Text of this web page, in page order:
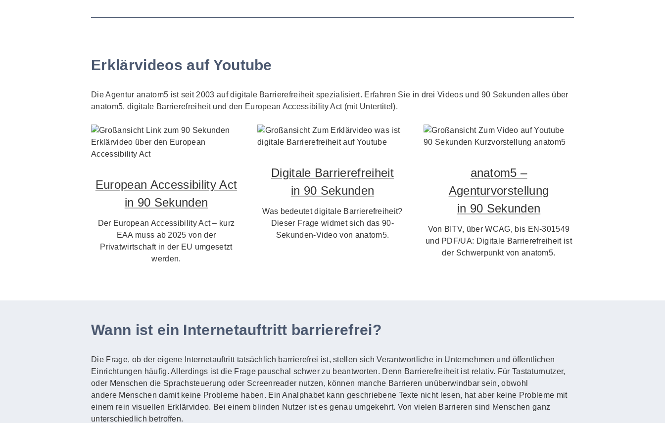
Erklärvideos auf Youtube
Die Agentur anatom5 ist seit 2003 auf digitale Barrierefreiheit spezialisiert. Erfahren Sie in drei Videos und 90 Sekunden alles über
anatom5, digitale Barrierefreiheit und den European Accessibility Act (mit Untertitel).
European Accessibility Act
in 90 Sekunden
Der European Accessibility Act – kurz
EAA muss ab 2025 von der
Privatwirtschaft in der EU umgesetzt
werden.
Digitale Barrierefreiheit
in 90 Sekunden
Was bedeutet digitale Barrierefreiheit?
Dieser Frage widmet sich das 90-
Sekunden-Video von anatom5.
anatom5 –
Agenturvorstellung
in 90 Sekunden
Von BITV, über WCAG, bis EN-301549
und PDF/UA: Digitale Barrierefreiheit ist
der Schwerpunkt von anatom5.
Wann ist ein Internetauftritt barrierefrei?
Die Frage, ob der eigene Internetauftritt tatsächlich barrierefrei ist, stellen sich Verantwortliche in Unternehmen und öffentlichen
Einrichtungen häufig. Allerdings ist die Frage pauschal schwer zu beantworten. Denn Barrierefreiheit ist relativ. Für Tastaturnutzer,
oder Menschen die Sprachsteuerung oder Screenreader nutzen, können manche Barrieren unüberwindbar sein, obwohl
andere Menschen damit keine Probleme haben. Ein Analphabet kann geschriebene Texte nicht lesen, hat aber keine Probleme mit
einem rein visuellen Erklärvideo. Bei einem blinden Nutzer ist es genau umgekehrt. Von vielen Barrieren sind Menschen ganz
unterschiedlich betroffen.